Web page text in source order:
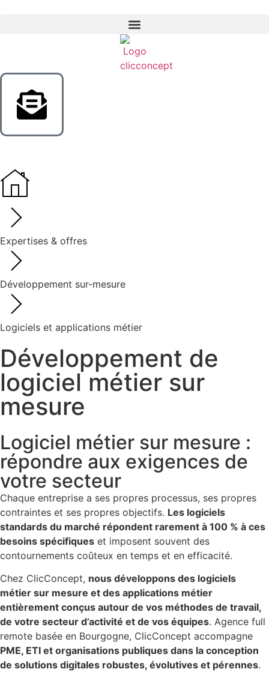
Expertises & offres
Développement sur-mesure
Logiciels et applications métier
Développement de
logiciel métier sur
mesure
Logiciel métier sur mesure :
répondre aux exigences de
votre secteur
Chaque entreprise a ses propres processus, ses propres
contraintes et ses propres objectifs. Les logiciels
standards du marché répondent rarement à 100 % à ces
besoins spécifiques et imposent souvent des
contournements coûteux en temps et en efficacité.
Chez ClicConcept, nous développons des logiciels
métier sur mesure et des applications métier
entièrement conçus autour de vos méthodes de travail,
de votre secteur d’activité et de vos équipes. Agence full
remote basée en Bourgogne, ClicConcept accompagne
PME, ETI et organisations publiques dans la conception
de solutions digitales robustes, évolutives et pérennes.